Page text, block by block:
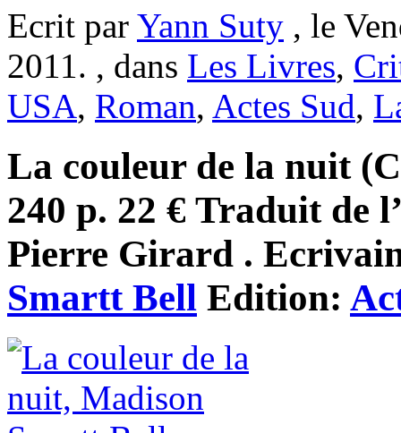
Ecrit par Yann Suty , le
2011. , dans Les Livres,
USA, Roman, Actes Sud,
La couleur de la nuit
240 p. 22 € Traduit de
Pierre Girard .
Smartt Bell Edition: